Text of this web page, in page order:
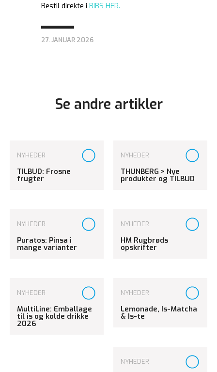
Bestil direkte i BIBS HER.
27. JANUAR 2026
Se andre artikler
NYHEDER
TILBUD: Frosne
frugter
NYHEDER
THUNBERG > Nye
produkter og TILBUD
NYHEDER
Puratos: Pinsa i
mange varianter
NYHEDER
HM Rugbrøds
opskrifter
NYHEDER
MultiLine: Emballage
til is og kolde drikke
2026
NYHEDER
Lemonade, Is-Matcha
& Is-te
NYHEDER